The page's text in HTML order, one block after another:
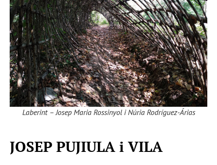
Laberint – Josep Maria Rossinyol i Núria Rodríguez-Árias
JOSEP PUJIULA i VILA